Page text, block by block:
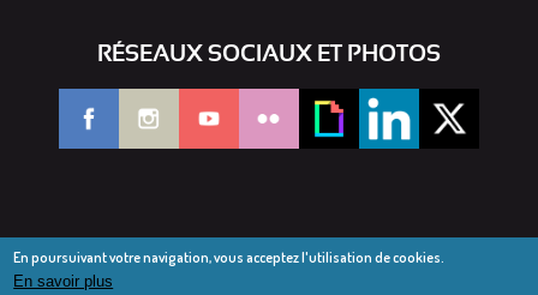
RÉSEAUX SOCIAUX ET PHOTOS
En poursuivant votre navigation, vous acceptez l'utilisation de cookies.
En savoir plus